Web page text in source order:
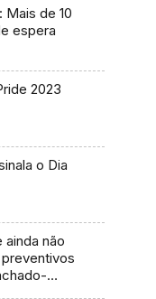
Mais de 10
espera
2023
o Dia
ainda não